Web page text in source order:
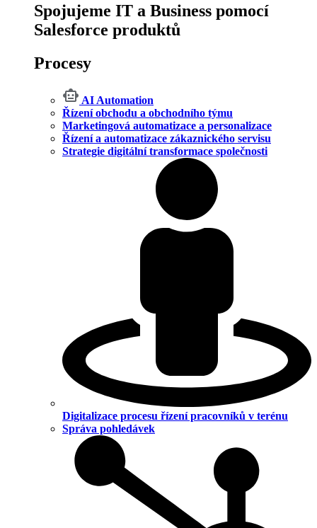
Spojujeme IT a Business pomocí
Salesforce produktů
Procesy
AI Automation
Řízení obchodu a obchodního týmu
Marketingová automatizace a personalizace
Řízení a automatizace zákaznického servisu
Strategie digitální transformace společnosti
Digitalizace procesu řízení pracovníků v terénu
Správa pohledávek